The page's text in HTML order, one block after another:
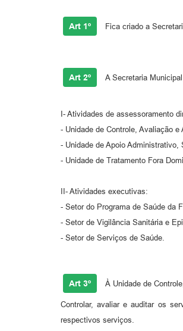
Art 1º Fica criado a
Art 2º A Secretaria
I- Atividades de assessoramento
- Unidade de Controle, Avaliação e
- Unidade de Apoio
- Unidade de Tratamento Fora
II- Atividades executivas:
- Setor do Programa de Saúde da
- Setor de Vigilância Sanitária e
- Setor de Serviços de Saúde.
Art 3º À Unidade de
Controlar, avaliar e auditar os
respectivos serviços.